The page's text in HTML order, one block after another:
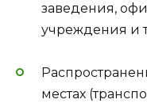
заведения,
учреждения и
местах